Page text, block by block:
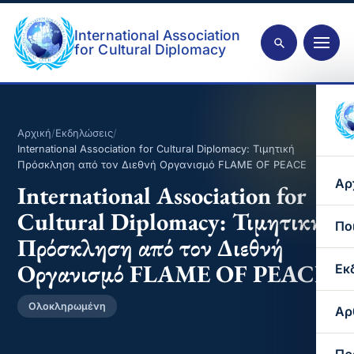
International Association
for Cultural Diplomacy
Αρχική/Εκδηλώσεις/
International Association for Cultural Diplomacy: Τιμητική
Πρόσκληση από τον Διεθνή Οργανισμό FLAME OF PEACE
International Association for
Cultural Diplomacy: Τιμητική
Πρόσκληση από τον Διεθνή
Οργανισμό FLAME OF PEACE
Ολοκληρωμένη